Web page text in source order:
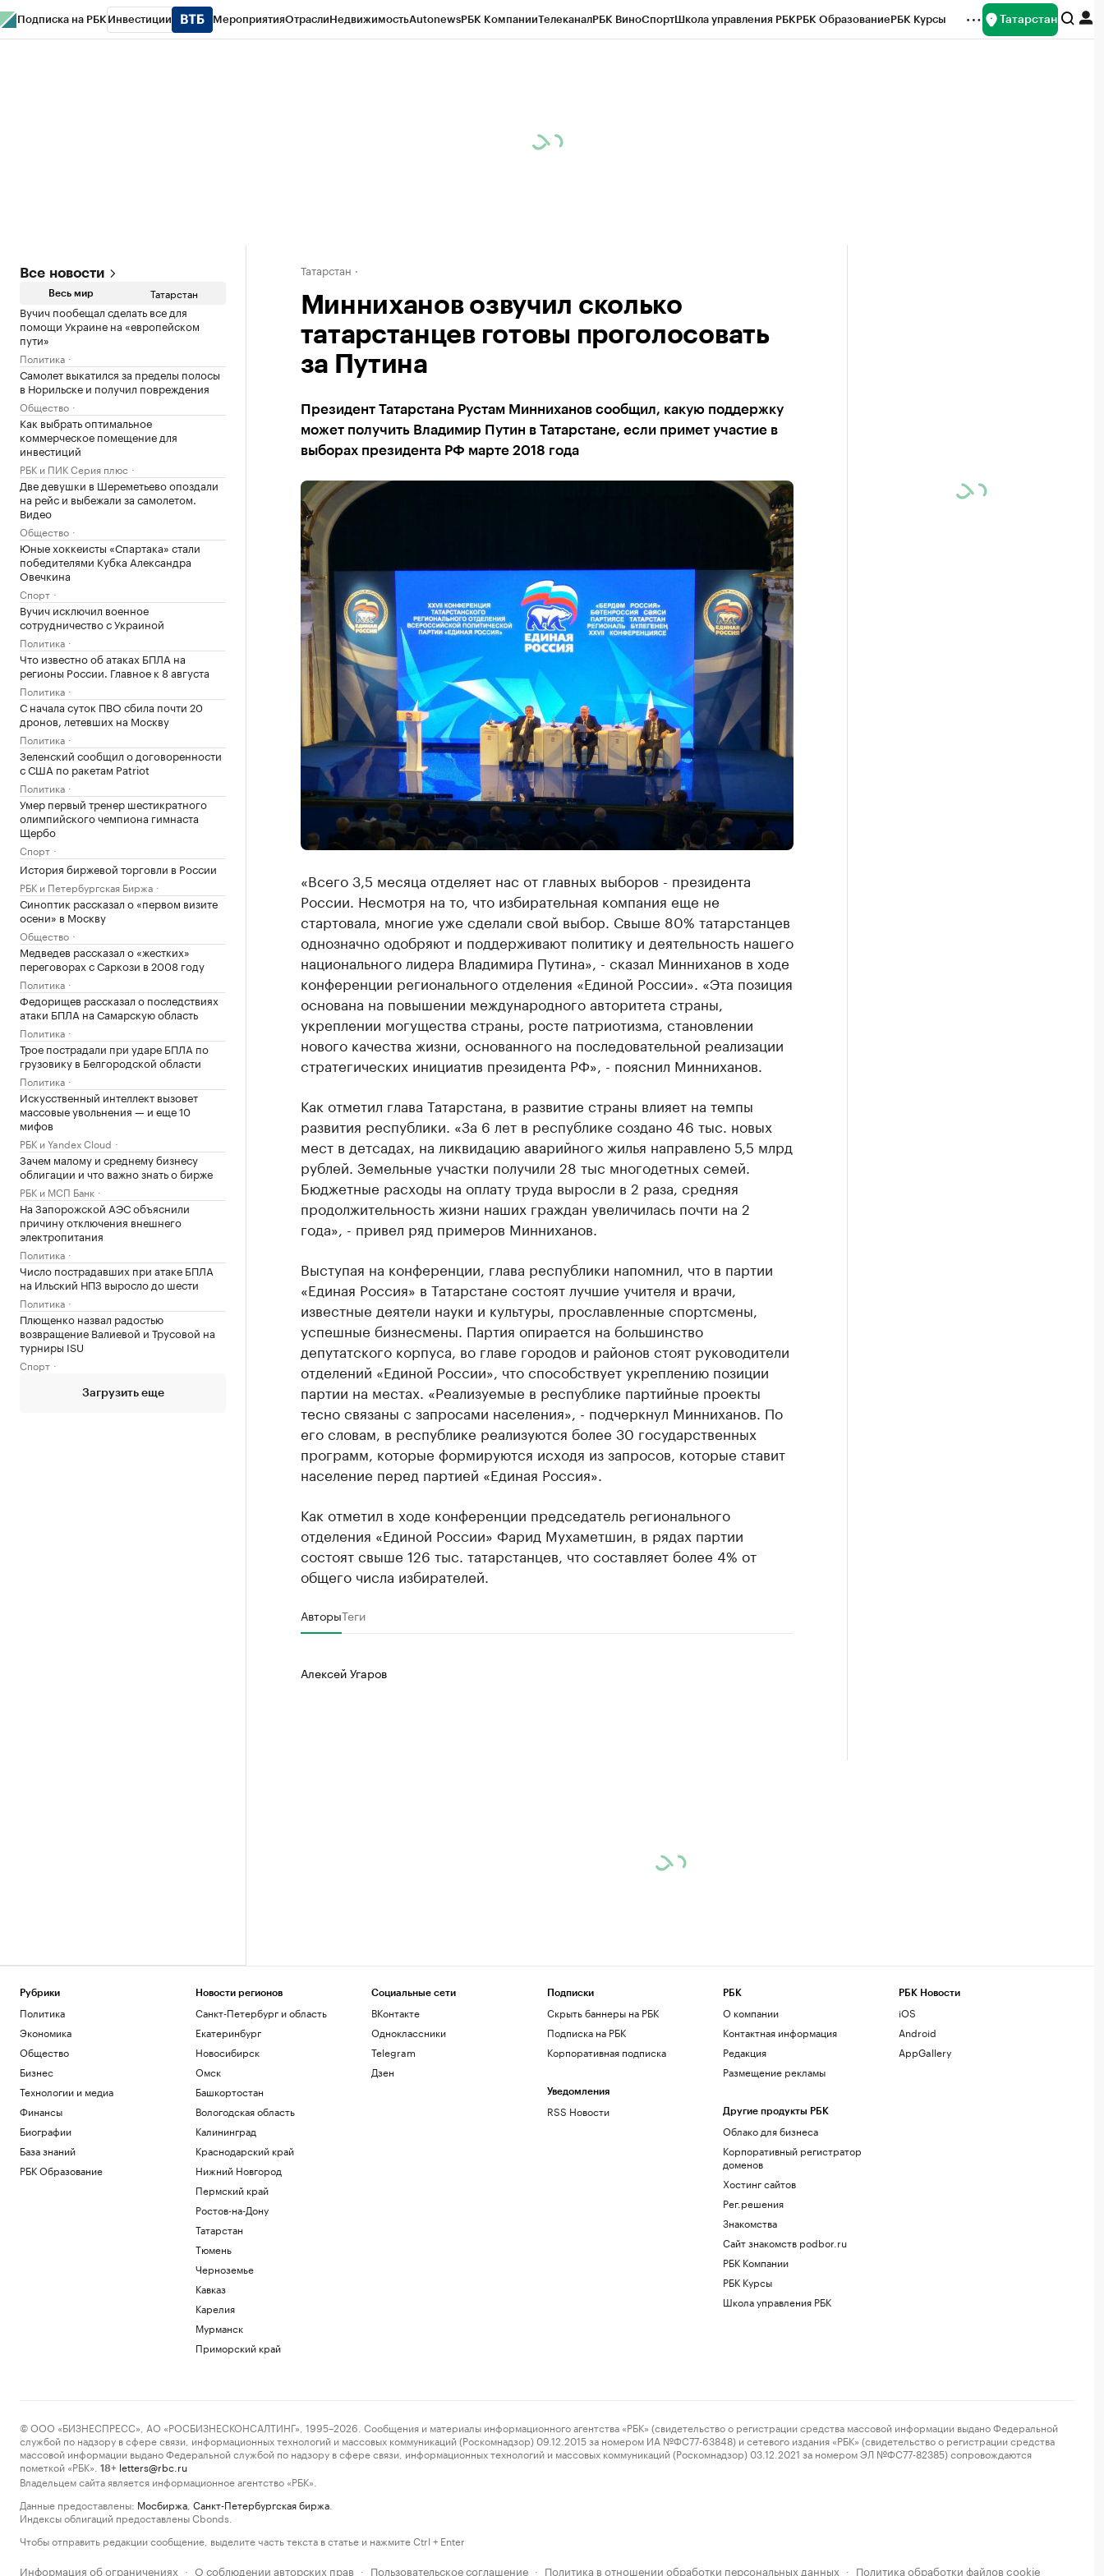
Подписка на РБК Инвестиции МероприятияОтраслиНедвижимостьAutonewsРБК КомпанииТелеканалРБК ВиноСпортШкола управления РБКРБК ОбразованиеРБК Курсы Татарстан
Все новости
Весь мир Татарстан
Вучич пообещал сделать все для
помощи Украине на «европейском
пути»
Политика
Самолет выкатился за пределы полосы
в Норильске и получил повреждения
Общество
Как выбрать оптимальное
коммерческое помещение для
инвестиций
РБК и ПИК Серия плюс
Две девушки в Шереметьево опоздали
на рейс и выбежали за самолетом.
Видео
Общество
Юные хоккеисты «Спартака» стали
победителями Кубка Александра
Овечкина
Спорт
Вучич исключил военное
сотрудничество с Украиной
Политика
Что известно об атаках БПЛА на
регионы России. Главное к 8 августа
Политика
С начала суток ПВО сбила почти 20
дронов, летевших на Москву
Политика
Зеленский сообщил о договоренности
с США по ракетам Patriot
Политика
Умер первый тренер шестикратного
олимпийского чемпиона гимнаста
Щербо
Спорт
История биржевой торговли в России
РБК и Петербургская Биржа
Синоптик рассказал о «первом визите
осени» в Москву
Общество
Медведев рассказал о «жестких»
переговорах с Саркози в 2008 году
Политика
Федорищев рассказал о последствиях
атаки БПЛА на Самарскую область
Политика
Трое пострадали при ударе БПЛА по
грузовику в Белгородской области
Политика
Искусственный интеллект вызовет
массовые увольнения — и еще 10
мифов
РБК и Yandex Cloud
Зачем малому и среднему бизнесу
облигации и что важно знать о бирже
РБК и МСП Банк
На Запорожской АЭС объяснили
причину отключения внешнего
электропитания
Политика
Число пострадавших при атаке БПЛА
на Ильский НПЗ выросло до шести
Политика
Плющенко назвал радостью
возвращение Валиевой и Трусовой на
турниры ISU
Спорт
Загрузить еще
Татарстан
Минниханов озвучил сколько
татарстанцев готовы проголосовать
за Путина
Президент Татарстана Рустам Минниханов сообщил, какую поддержку
может получить Владимир Путин в Татарстане, если примет участие в
выборах президента РФ марте 2018 года
«Всего 3,5 месяца отделяет нас от главных выборов - президента
России. Несмотря на то, что избирательная компания еще не
стартовала, многие уже сделали свой выбор. Свыше 80% татарстанцев
однозначно одобряют и поддерживают политику и деятельность нашего
национального лидера Владимира Путина», - сказал Минниханов в ходе
конференции регионального отделения «Единой России». «Эта позиция
основана на повышении международного авторитета страны,
укреплении могущества страны, росте патриотизма, становлении
нового качества жизни, основанного на последовательной реализации
стратегических инициатив президента РФ», - пояснил Минниханов.
Как отметил глава Татарстана, в развитие страны влияет на темпы
развития республики. «За 6 лет в республике создано 46 тыс. новых
мест в детсадах, на ликвидацию аварийного жилья направлено 5,5 млрд
рублей. Земельные участки получили 28 тыс многодетных семей.
Бюджетные расходы на оплату труда выросли в 2 раза, средняя
продолжительность жизни наших граждан увеличилась почти на 2
года», - привел ряд примеров Минниханов.
Выступая на конференции, глава республики напомнил, что в партии
«Единая Россия» в Татарстане состоят лучшие учителя и врачи,
известные деятели науки и культуры, прославленные спортсмены,
успешные бизнесмены. Партия опирается на большинство
депутатского корпуса, во главе городов и районов стоят руководители
отделений «Единой России», что способствует укреплению позиции
партии на местах. «Реализуемые в республике партийные проекты
тесно связаны с запросами населения», - подчеркнул Минниханов. По
его словам, в республике реализуются более 30 государственных
программ, которые формируются исходя из запросов, которые ставит
население перед партией «Единая Россия».
Как отметил в ходе конференции председатель регионального
отделения «Единой России» Фарид Мухаметшин, в рядах партии
состоят свыше 126 тыс. татарстанцев, что составляет более 4% от
общего числа избирателей.
АвторыТеги
Алексей Угаров
Рубрики
Политика
Экономика
Общество
Бизнес
Технологии и медиа
Финансы
Биографии
База знаний
РБК Образование
Новости регионов
Санкт-Петербург и область
Екатеринбург
Новосибирск
Омск
Башкортостан
Вологодская область
Калининград
Краснодарский край
Нижний Новгород
Пермский край
Ростов-на-Дону
Татарстан
Тюмень
Черноземье
Кавказ
Карелия
Мурманск
Приморский край
Социальные сети
ВКонтакте
Одноклассники
Telegram
Дзен
Подписки
Скрыть баннеры на РБК
Подписка на РБК
Корпоративная подписка
Уведомления
RSS Новости
РБК
О компании
Контактная информация
Редакция
Размещение рекламы
Другие продукты РБК
Облако для бизнеса
Корпоративный регистратор
доменов
Хостинг сайтов
Рег.решения
Знакомства
Сайт знакомств podbor.ru
РБК Компании
РБК Курсы
Школа управления РБК
РБК Новости
iOS
Android
AppGallery
© ООО «БИЗНЕСПРЕСС», АО «РОСБИЗНЕСКОНСАЛТИНГ», 1995–2026. Сообщения и материалы информационного агентства «РБК» (свидетельство о регистрации средства массовой информации выдано Федеральной
службой по надзору в сфере связи, информационных технологий и массовых коммуникаций (Роскомнадзор) 09.12.2015 за номером ИА №ФС77-63848) и сетевого издания «РБК» (свидетельство о регистрации средства
массовой информации выдано Федеральной службой по надзору в сфере связи, информационных технологий и массовых коммуникаций (Роскомнадзор) 03.12.2021 за номером ЭЛ №ФС77-82385) сопровождаются
пометкой «РБК».
18+ letters@rbc.ru
Владельцем сайта является информационное агентство «РБК».
Данные предоставлены: Мосбиржа Санкт-Петербургская биржа
Индексы облигаций предоставлены Cbonds.
Чтобы отправить редакции сообщение, выделите часть текста в статье и нажмите Ctrl + Enter
Информация об ограничениях · О соблюдении авторских прав · Пользовательское соглашение · Политика в отношении обработки персональных данных · Политика обработки файлов cookie